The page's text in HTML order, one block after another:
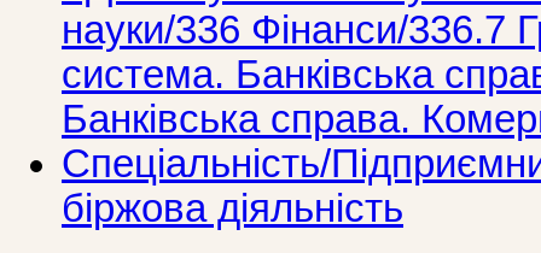
науки/336 Фiнанси/336.7
система. Банківська
Банківська справа.
Спеціальність/
біржова діяльність